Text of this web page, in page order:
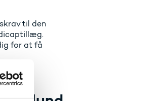
til den
for at få